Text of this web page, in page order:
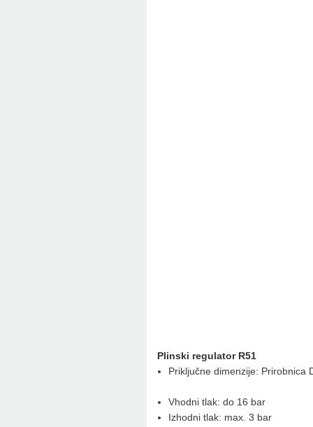
Plinski regulator R51
Priključne dimenzije:
Vhodni tlak: do 16 bar
Izhodni tlak: max. 3 bar